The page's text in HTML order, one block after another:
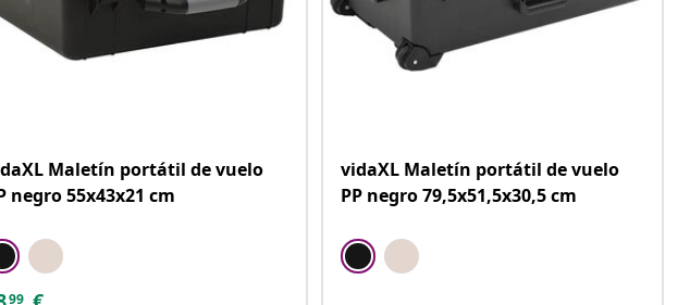
Maletín portátil de vuelo
negro 55x43x21 cm
99
vidaXL Maletín portátil de vuelo
PP negro 79,5x51,5x30,5 cm